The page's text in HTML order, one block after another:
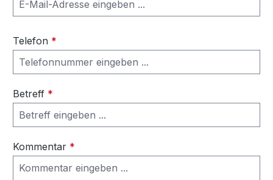
Telefon *
Betreff *
Kommentar *